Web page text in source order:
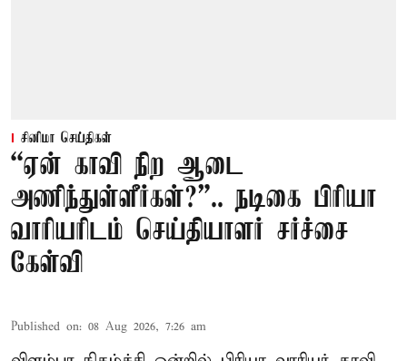
சினிமா செய்திகள்
“ஏன் காவி நிற ஆடை
அணிந்துள்ளீர்கள்?”.. நடிகை பிரியா
வாரியரிடம் செய்தியாளர் சர்ச்சை
கேள்வி
Published on: 08 Aug 2026, 7:26 am